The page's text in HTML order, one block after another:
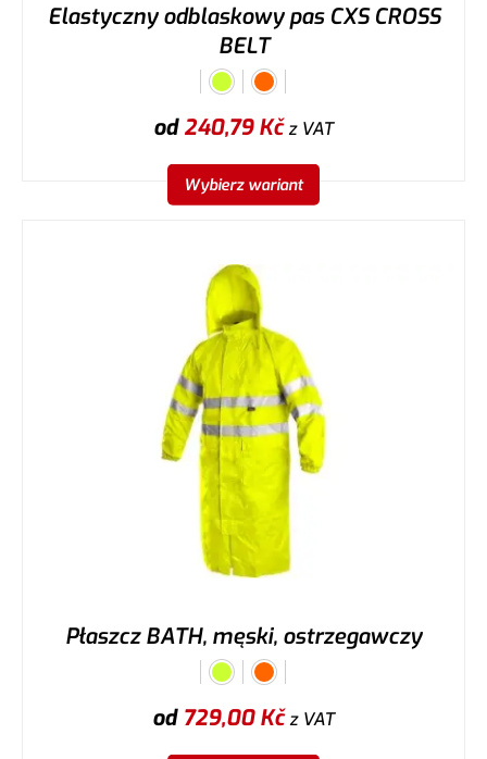
Elastyczny odblaskowy pas CXS CROSS
BELT
od240,79Kčz VAT
Wybierz wariant
Płaszcz BATH, męski, ostrzegawczy
od 729,00Kčz VAT